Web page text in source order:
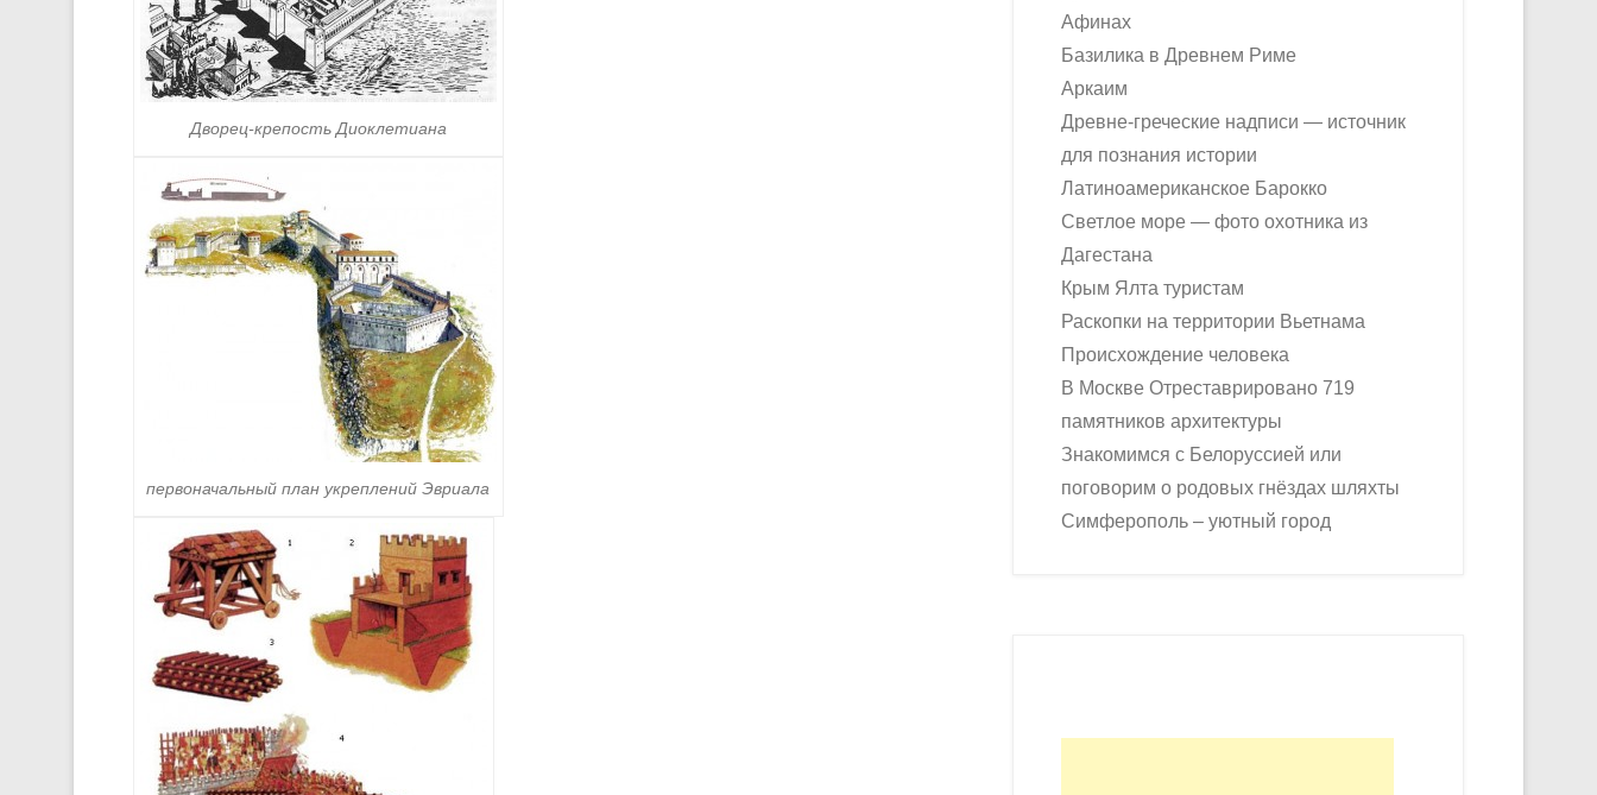
Дворец-крепость Диоклетиана
первоначальный план укреплений Эвриала
Афинах
Базилика в Древнем Риме
Аркаим
Древне-греческие надписи — источник
для познания истории
Латиноамериканское Барокко
Светлое море — фото охотника из
Дагестана
Крым Ялта туристам
Раскопки на территории Вьетнама
Происхождение человека
В Москве Отреставрировано 719
памятников архитектуры
Знакомимся с Белоруссией или
поговорим о родовых гнёздах шляхты
Симферополь – уютный город